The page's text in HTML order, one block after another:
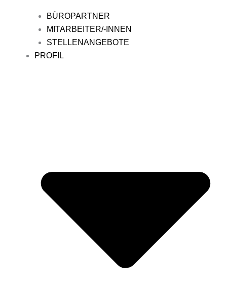
BÜROPARTNER
MITARBEITER/-INNEN
STELLENANGEBOTE
PROFIL